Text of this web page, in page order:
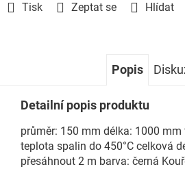
Tisk Zeptat se Hlídat
Popis
Detailní popis produktu
průměr: 150 mm délka: 1000
teplota spalin do 450°C celková
přesáhnout 2 m barva: černá